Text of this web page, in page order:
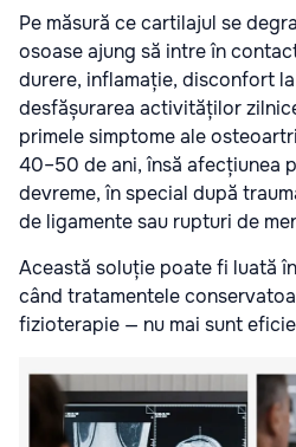
Pe măsură ce cartilajul se
osoase ajung să intre în
durere, inflamație, disconfort
desfășurarea activităților
primele simptome ale
40–50 de ani, însă afecțiunea
devreme, în special după
de ligamente sau rupturi de
Această soluție poate fi luată
când tratamentele
fizioterapie — nu mai sunt